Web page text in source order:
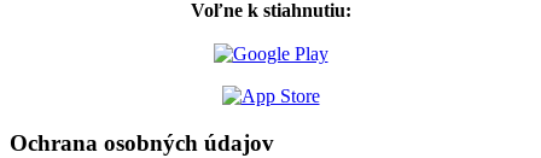
Voľne k stiahnutiu:
Ochrana osobných údajov